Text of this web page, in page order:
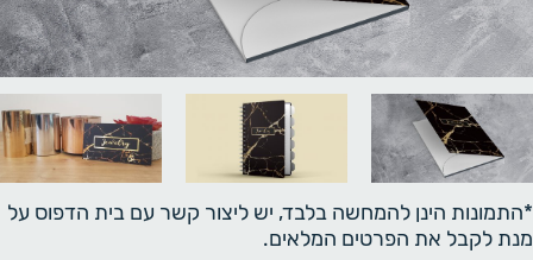
*התמונות הינן להמחשה בלבד, יש ליצור קשר עם בית הדפוס על
מנת לקבל את הפרטים המלאים.